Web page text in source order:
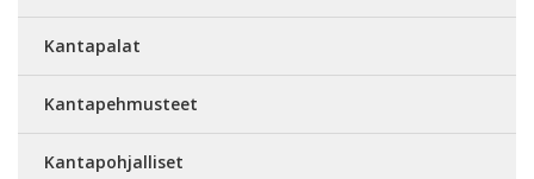
Kantapalat
Kantapehmusteet
Kantapohjalliset